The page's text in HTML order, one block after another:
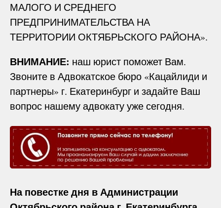
МАЛОГО И СРЕДНЕГО
ПРЕДПРИНИМАТЕЛЬСТВА НА
ТЕРРИТОРИИ ОКТЯБРЬСКОГО РАЙОНА».
ВНИМАНИЕ: наш юрист поможет Вам.
Звоните в Адвокатское бюро «Кацайлиди и
партнеры» г. Екатеринбург и задайте Ваш
вопрос нашему адвокату уже сегодня.
На повестке дня в Администрации